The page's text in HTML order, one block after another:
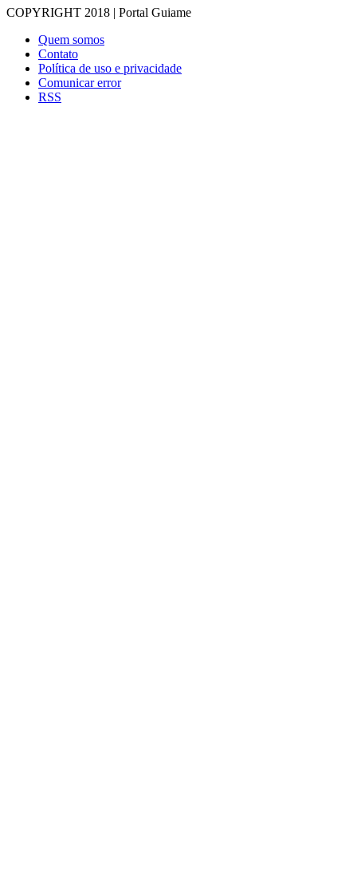
COPYRIGHT 2018 | Portal Guiame
Quem somos
Contato
Política de uso e privacidade
Comunicar error
RSS